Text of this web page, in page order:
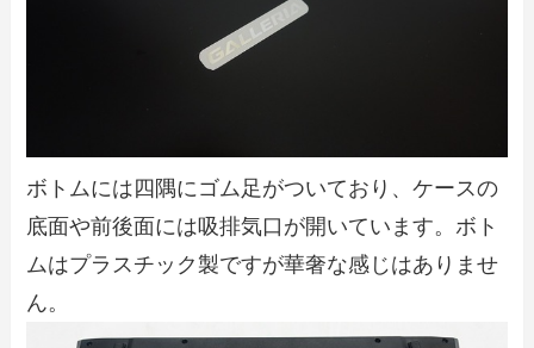
ボトムには四隅にゴム足がついており、ケースの
底面や前後面には吸排気口が開いています。ボト
ムはプラスチック製ですが華奢な感じはありませ
ん。